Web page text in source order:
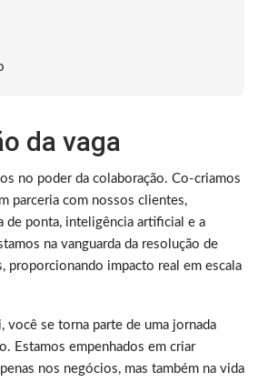
da vaga
no poder da colaboração. Co-criamos
parceria com nossos clientes,
de ponta, inteligência artificial e a
na vanguarda da resolução de
proporcionando impacto real em escala
você se torna parte de uma jornada
Estamos empenhados em criar
nos negócios, mas também na vida